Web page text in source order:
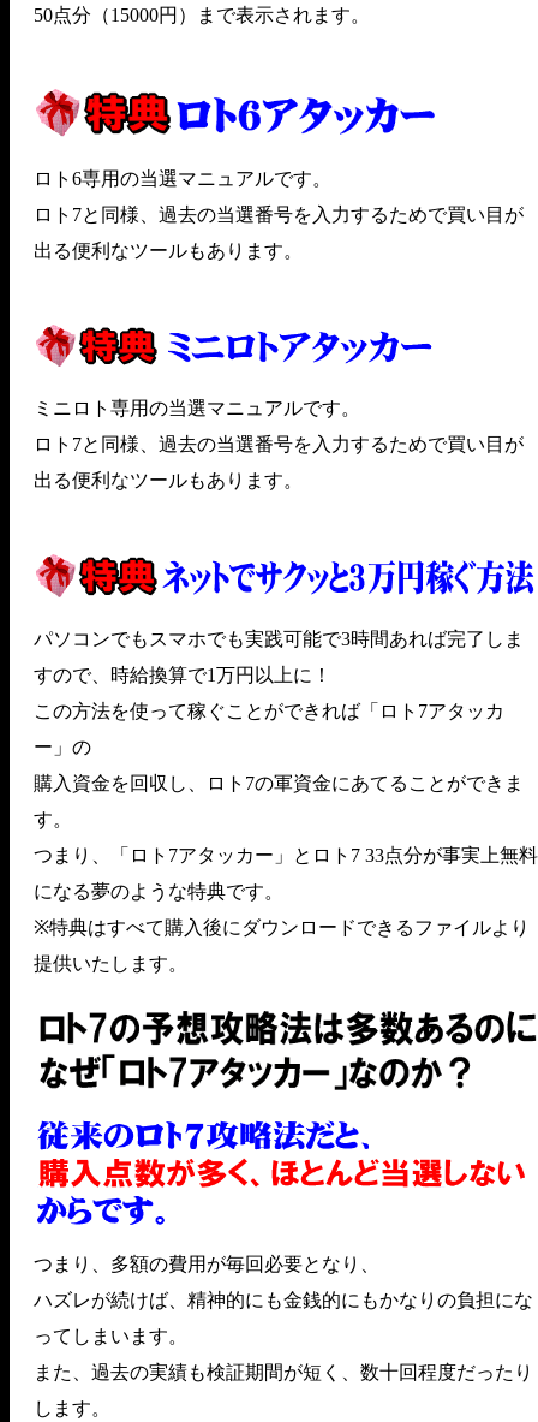
50点分（15000円）まで表示されます。
ロト6専用の当選マニュアルです。
ロト7と同様、過去の当選番号を入力するためで買い目が
出る便利なツールもあります。
ミニロト専用の当選マニュアルです。
ロト7と同様、過去の当選番号を入力するためで買い目が
出る便利なツールもあります。
パソコンでもスマホでも実践可能で3時間あれば完了しま
すので、時給換算で1万円以上に！
この方法を使って稼ぐことができれば「ロト7アタッカ
ー」の
購入資金を回収し、ロト7の軍資金にあてることができま
す。
つまり、「ロト7アタッカー」とロト7 33点分が事実上無料
になる夢のような特典です。
※特典はすべて購入後にダウンロードできるファイルより
提供いたします。
つまり、多額の費用が毎回必要となり、
ハズレが続けば、精神的にも金銭的にもかなりの負担にな
ってしまいます。
また、過去の実績も検証期間が短く、数十回程度だったり
します。